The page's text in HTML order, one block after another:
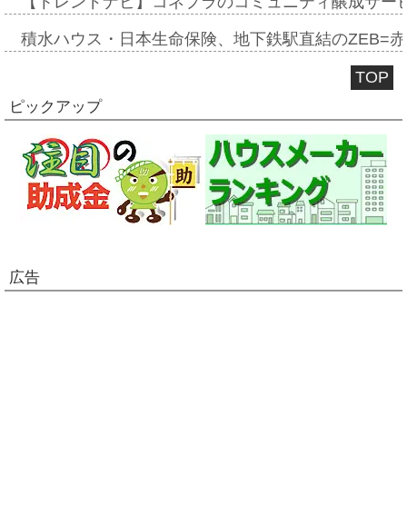
積水ハウス・日本生命保険、地下鉄駅直結のZEB=
TOP
ピックアップ
広告